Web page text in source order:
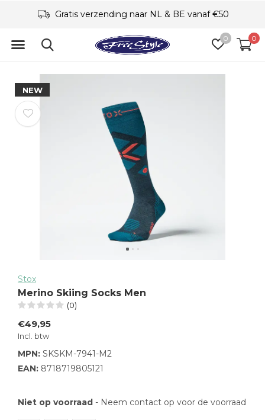
0 0
Gratis verzending naar NL & BE vanaf €50
NEW
Stox
Merino Skiing Socks Men
(0)
€49,95
Incl. btw
MPN: SKSKM-7941-M2
EAN: 8718719805121
Niet op voorraad - Neem contact op voor de voorraad